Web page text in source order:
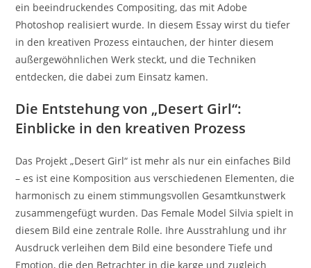
ein beeindruckendes Compositing, das mit Adobe
Photoshop realisiert wurde. In diesem Essay wirst du tiefer
in den kreativen Prozess eintauchen, der hinter diesem
außergewöhnlichen Werk steckt, und die Techniken
entdecken, die dabei zum Einsatz kamen.
Die Entstehung von „Desert Girl“:
Einblicke in den kreativen Prozess
Das Projekt „Desert Girl“ ist mehr als nur ein einfaches Bild
– es ist eine Komposition aus verschiedenen Elementen, die
harmonisch zu einem stimmungsvollen Gesamtkunstwerk
zusammengefügt wurden. Das Female Model Silvia spielt in
diesem Bild eine zentrale Rolle. Ihre Ausstrahlung und ihr
Ausdruck verleihen dem Bild eine besondere Tiefe und
Emotion, die den Betrachter in die karge und zugleich